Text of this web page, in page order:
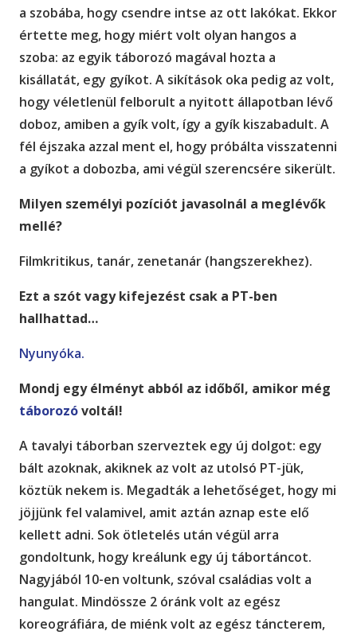
a szobába, hogy csendre intse az ott lakókat. Ekkor
értette meg, hogy miért volt olyan hangos a
szoba: az egyik táborozó magával hozta a
kisállatát, egy gyíkot. A sikítások oka pedig az volt,
hogy véletlenül felborult a nyitott állapotban lévő
doboz, amiben a gyík volt, így a gyík kiszabadult. A
fél éjszaka azzal ment el, hogy próbálta visszatenni
a gyíkot a dobozba, ami végül szerencsére sikerült.
Milyen személyi pozíciót javasolnál a meglévők
mellé?
Filmkritikus, tanár, zenetanár (hangszerekhez).
Ezt a szót vagy kifejezést csak a PT-ben
hallhattad…
Nyunyóka.
Mondj egy élményt abból az időből, amikor még
táborozóvoltál!
A tavalyi táborban szerveztek egy új dolgot: egy
bált azoknak, akiknek az volt az utolsó PT-jük,
köztük nekem is. Megadták a lehetőséget, hogy mi
jöjjünk fel valamivel, amit aztán aznap este elő
kellett adni. Sok ötletelés után végül arra
gondoltunk, hogy kreálunk egy új tábortáncot.
Nagyjából 10-en voltunk, szóval családias volt a
hangulat. Mindössze 2 óránk volt az egész
koreográfiára, de miénk volt az egész táncterem,